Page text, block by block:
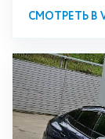
СМОТРЕТЬ В